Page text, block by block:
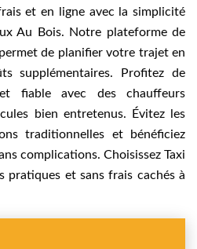
et en ligne avec la simplicité
Au Bois. Notre plateforme de
de planifier votre trajet en
supplémentaires. Profitez de
fiable avec des chauffeurs
bien entretenus. Évitez les
traditionnelles et bénéficiez
complications. Choisissez Taxi
pratiques et sans frais cachés à